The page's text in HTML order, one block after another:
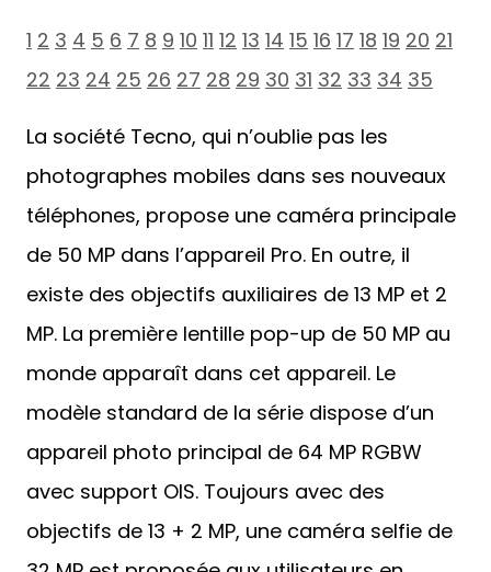
1 2 3 4 5 6 7 8 9 10 11 12 13 14 15 16 17 18 19 20 21
22 23 24 25 26 27 28 29 30 31 32 33 34 35
La société Tecno, qui n’oublie pas les
photographes mobiles dans ses nouveaux
téléphones, propose une caméra principale
de 50 MP dans l’appareil Pro. En outre, il
existe des objectifs auxiliaires de 13 MP et 2
MP. La première lentille pop-up de 50 MP au
monde apparaît dans cet appareil. Le
modèle standard de la série dispose d’un
appareil photo principal de 64 MP RGBW
avec support OIS. Toujours avec des
objectifs de 13 + 2 MP, une caméra selfie de